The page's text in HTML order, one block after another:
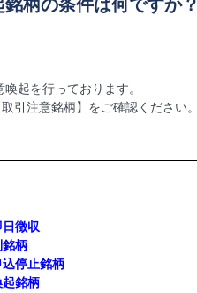
柄の条件は何ですか？
起を行っております。
引注意銘柄】をご確認ください。
徴収
柄
停止銘柄
銘柄